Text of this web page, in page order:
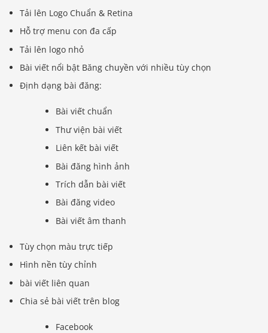
Tải lên Logo Chuẩn & Retina
Hỗ trợ menu con đa cấp
Tải lên logo nhỏ
Bài viết nổi bật Băng chuyền với nhiều tùy chọn
Định dạng bài đăng:
Bài viết chuẩn
Thư viện bài viết
Liên kết bài viết
Bài đăng hình ảnh
Trích dẫn bài viết
Bài đăng video
Bài viết âm thanh
Tùy chọn màu trực tiếp
Hình nền tùy chỉnh
bài viết liên quan
Chia sẻ bài viết trên blog
Facebook